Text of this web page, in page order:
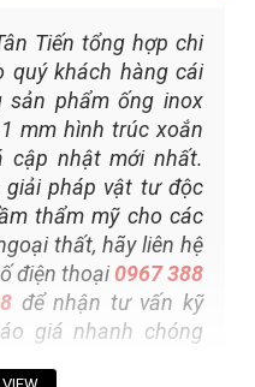
Tiến tổng hợp chi
quý khách hàng cái
sản phẩm ống inox
mm hình trúc xoắn
cập nhật mới nhất.
giải pháp vật tư độc
thẩm mỹ cho các
thất, hãy liên hệ
điện thoại 0967 388
để nhận tư vấn kỹ
giá nhanh chóng